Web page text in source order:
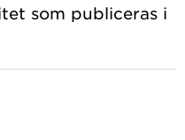
som publiceras i